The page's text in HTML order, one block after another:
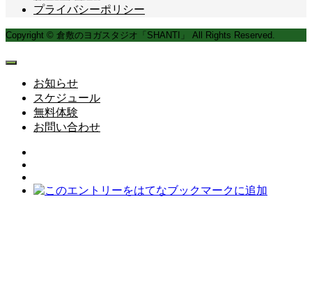
プライバシーポリシー
Copyright © 倉敷のヨガスタジオ「SHANTI」 All Rights Reserved.
お知らせ
スケジュール
無料体験
お問い合わせ